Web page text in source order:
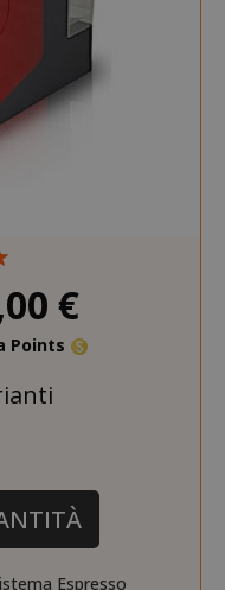
€
Points
Espresso